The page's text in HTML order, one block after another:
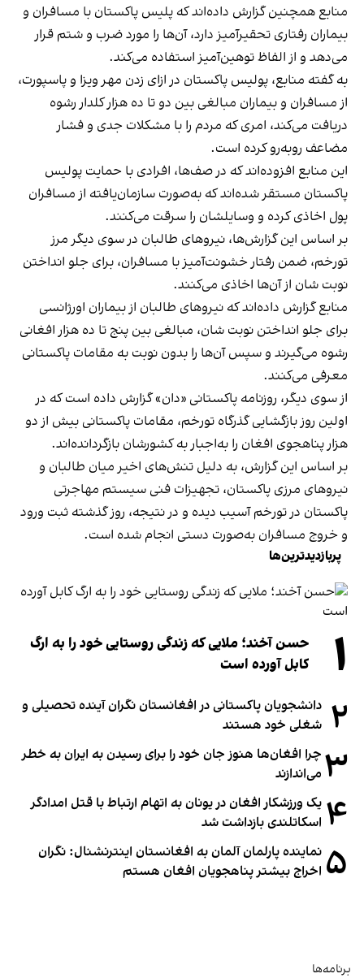
منابع همچنین گزارش داده‌اند که پلیس پاکستان با مسافران و
بیماران رفتاری تحقیرآمیز دارد، آن‌ها را مورد ضرب و شتم قرار
می‌دهد و از الفاظ توهین‌آمیز استفاده می‌کند.
به گفته منابع، پولیس پاکستان در ازای زدن مهر ویزا و پاسپورت،
از مسافران و بیماران مبالغی بین دو تا ده هزار کلدار رشوه
دریافت می‌کند، امری که مردم را با مشکلات جدی و فشار
مضاعف روبه‌رو کرده است.
این منابع افزوده‌اند که در صف‌ها، افرادی با حمایت پولیس
پاکستان مستقر شده‌اند که به‌صورت سازمان‌یافته از مسافران
پول اخاذی کرده و وسایلشان را سرقت می‌کنند.
بر اساس این گزارش‌ها، نیروهای طالبان در سوی دیگر مرز
تورخم، ضمن رفتار خشونت‌آمیز با مسافران، برای جلو انداختن
نوبت شان از آن‌ها اخاذی می‌کنند.
منابع گزارش داده‌اند که نیروهای طالبان از بیماران اورژانسی
برای جلو انداختن نوبت شان، مبالغی بین پنج تا ده هزار افغانی
رشوه می‌گیرند و سپس آن‌ها را بدون نوبت به مقامات پاکستانی
معرفی می‌کنند.
از سوی دیگر، روزنامه پاکستانی «دان» گزارش داده است که در
اولین روز بازگشایی گذرگاه تورخم، مقامات پاکستانی بیش از دو
هزار پناهجوی افغان را به‌اجبار به کشورشان بازگردانده‌اند.
بر اساس این گزارش، به دلیل تنش‌های اخیر میان طالبان و
نیروهای مرزی پاکستان، تجهیزات فنی سیستم مهاجرتی
پاکستان در تورخم آسیب دیده و در نتیجه، روز گذشته ثبت ورود
و خروج مسافران به‌صورت دستی انجام شده است.
پربازدیدترین‌ها
۱
حسن آخند؛ ملایی که زندگی روستایی خود را به ارگ
کابل آورده است
۲ دانشجویان پاکستانی در افغانستان نگران آینده تحصیلی و
شغلی خود هستند
۳ چرا افغان‌ها هنوز جان خود را برای رسیدن به ایران به خطر
می‌اندازند
۴ یک ورزشکار افغان در یونان به اتهام ارتباط با قتل امدادگر
اسکاتلندی بازداشت شد
۵ نماینده پارلمان آلمان به افغانستان اینترنشنال: نگران
اخراج بیشتر پناهجویان افغان هستم
برنامه‌ها